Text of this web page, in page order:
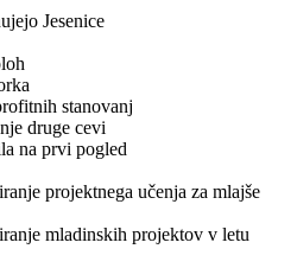
Jesenice
stanovanj
druge cevi
na prvi pogled
projektnega učenja za mlajše
mladinskih projektov v letu